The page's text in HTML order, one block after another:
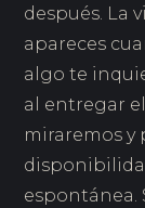
después. La
apareces
algo te
al entregar
miraremos y
espontánea.